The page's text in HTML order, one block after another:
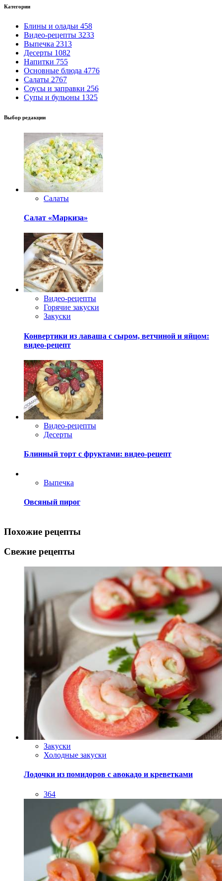
Категории
Блины и оладьи 458
Видео-рецепты 3233
Выпечка 2313
Десерты 1082
Напитки 755
Основные блюда 4776
Салаты 2767
Соусы и заправки 256
Супы и бульоны 1325
Выбор редакции
Салаты
Салат «Маркиза»
Видео-рецепты
Горячие закуски
Закуски
Конвертики из лаваша с сыром, ветчиной и яйцом:
видео-рецепт
Видео-рецепты
Десерты
Блинный торт с фруктами: видео-рецепт
Выпечка
Овсяный пирог
Похожие рецепты
Свежие рецепты
Закуски
Холодные закуски
Лодочки из помидоров с авокадо и креветками
364